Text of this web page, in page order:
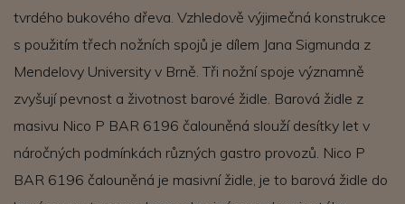
tvrdého bukového dřeva. Vzhledově výjimečná konstrukce
s použitím třech nožních spojů je dílem Jana Sigmunda z
Mendelovy University v Brně. Tři nožní spoje významně
zvyšují pevnost a životnost barové židle. Barová židle z
masivu Nico P BAR 6196 čalouněná slouží desítky let v
náročných podmínkách různých gastro provozů. Nico P
BAR 6196 čalouněná je masivní židle, je to barová židle do